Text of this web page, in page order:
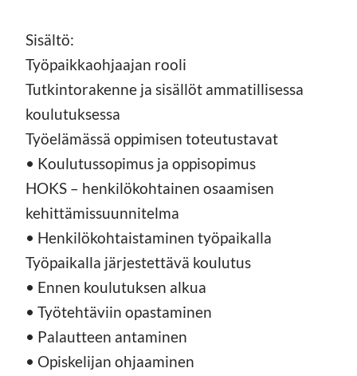
Sisältö:
Työpaikkaohjaajan rooli
Tutkintorakenne ja sisällöt ammatillisessa
koulutuksessa
Työelämässä oppimisen toteutustavat
• Koulutussopimus ja oppisopimus
HOKS – henkilökohtainen osaamisen
kehittämissuunnitelma
• Henkilökohtaistaminen työpaikalla
Työpaikalla järjestettävä koulutus
• Ennen koulutuksen alkua
• Työtehtäviin opastaminen
• Palautteen antaminen
• Opiskelijan ohjaaminen